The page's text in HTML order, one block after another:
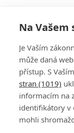
DISKUZE
Na
Je Vaším
může daná
přístup. S
stran (1019)
informacím na
identifikátory v
mohli